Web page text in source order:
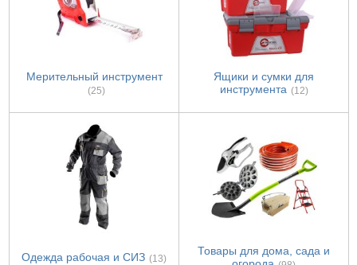
Мерительный инструмент
(25)
Ящики и сумки для
инструмента (12)
Одежда рабочая и СИЗ (13)
Товары для дома, сада и